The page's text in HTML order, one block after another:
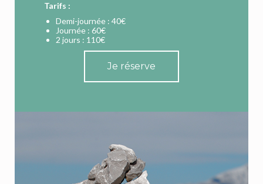
Tarifs :
Demi-journée : 40€
Journée : 60€
2 jours : 110€
Je réserve